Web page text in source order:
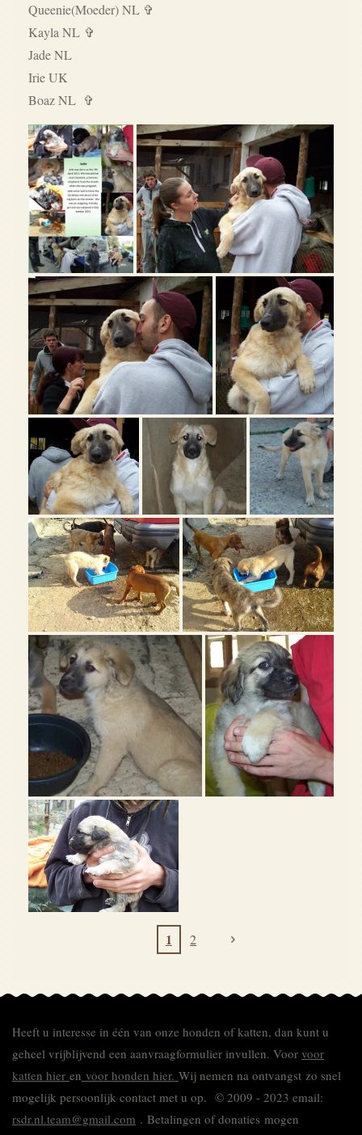
Queenie(Moeder) NL ✞
Kayla NL ✞
Jade NL
Irie UK
Boaz NL ✞
1 2
Heeft u interesse in één van onze honden of katten, dan kunt u
geheel vrijblijvend een aanvraagformulier invullen. Voor voor
katten hier en voor honden hier. Wij nemen na ontvangst zo snel
mogelijk persoonlijk contact met u op. © 2009 - 2023 email:
rsdr.nl.team@gmail.com . Betalingen of donaties mogen